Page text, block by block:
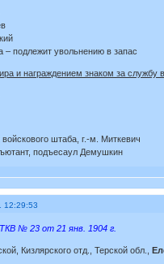
подлежит увольнению в запас
и награждением знаком за службу
штаба, г.-м. Миткевич
подъесаул Демушкин
12:29:53
№ 23 от 21 янв. 1904 г.
Кизлярского отд., Терской обл.,